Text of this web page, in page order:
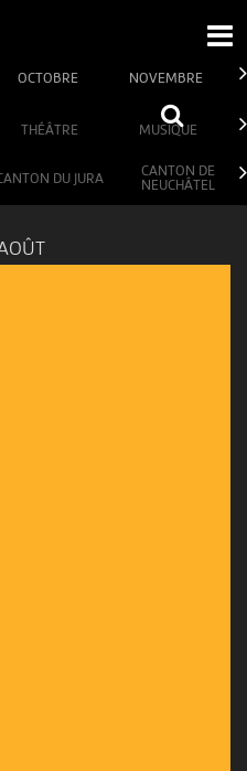
OCTOBRE NOVEMBRE
THÉÂTRE MUSIQUE
DU JURA
CANTON DE
NEUCHÂTEL